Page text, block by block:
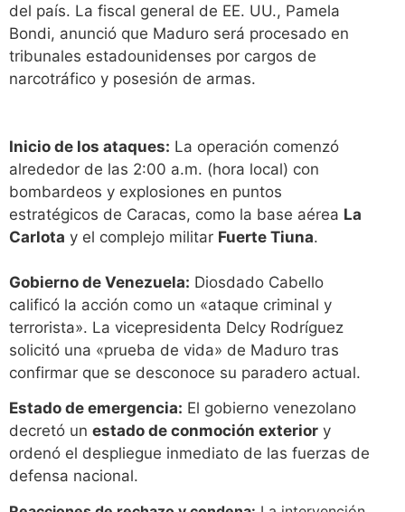
del país. La fiscal general de EE. UU., Pamela
Bondi, anunció que Maduro será procesado en
tribunales estadounidenses por cargos de
narcotráfico y posesión de armas.
Inicio de los ataques: La operación comenzó
alrededor de las 2:00 a.m. (hora local) con
bombardeos y explosiones en puntos
estratégicos de Caracas, como la base aérea La
Carlota y el complejo militar Fuerte Tiuna.
Gobierno de Venezuela: Diosdado Cabello
calificó la acción como un «ataque criminal y
terrorista». La vicepresidenta Delcy Rodríguez
solicitó una «prueba de vida» de Maduro tras
confirmar que se desconoce su paradero actual.
Estado de emergencia: El gobierno venezolano
decretó un estado de conmoción exterior y
ordenó el despliegue inmediato de las fuerzas de
defensa nacional.